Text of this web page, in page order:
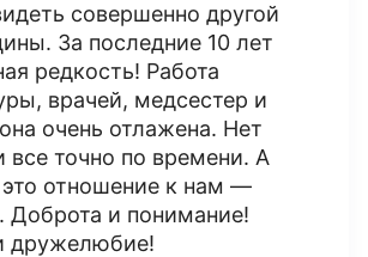
совершенно другой
За последние 10 лет
редкость! Работа
врачей, медсестер и
очень отлажена. Нет
все точно по времени. А
отношение к нам —
Доброта и понимание!
дружелюбие!